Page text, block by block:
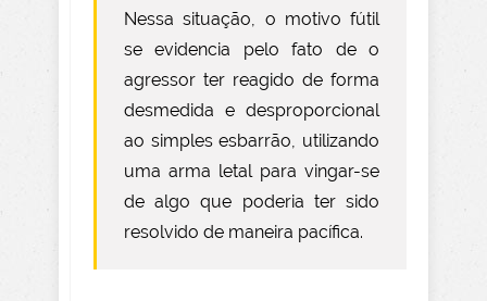
Nessa situação, o motivo fútil
se evidencia pelo fato de o
agressor ter reagido de forma
desmedida e desproporcional
ao simples esbarrão, utilizando
uma arma letal para vingar-se
de algo que poderia ter sido
resolvido de maneira pacífica.